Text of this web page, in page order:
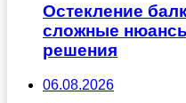
Остекление
сложные
решения
06.08.2026